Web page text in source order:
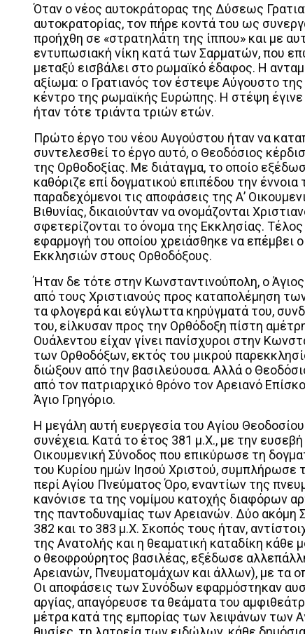
Όταν ο νέος αυτοκράτορας της Δύσεως
αυτοκρατορίας, τον πήρε κοντά του ως
προήχθη σε «στρατηλάτη της ίππου» και με
εντυπωσιακή νίκη κατά των Σαρματών, που
μεταξύ εισβάλει στο ρωμαϊκό έδαφος. Η
αξίωμα: ο Γρατιανός τον έστεψε Αύγουστο
κέντρο της ρωμαϊκής Ευρώπης. Η στέψη έγινε
ήταν τότε τριάντα τριών ετών.
Πρώτο έργο του νέου Αυγούστου ήταν να
συντελεσθεί το έργο αυτό, ο Θεοδόσιος
της Ορθοδοξίας. Με διάταγμα, το οποίο
καθόριζε επί δογματικού επιπέδου την
παραδεχόμενοι τις αποφάσεις της Α’
Βιθυνίας, δικαιούνταν να ονομάζονται
σφετερίζονται το όνομα της Εκκλησίας.
εφαρμογή του οποίου χρειάσθηκε να
Εκκλησιών στους Ορθοδόξους.
Ήταν δε τότε στην Κωνσταντινούπολη, ο
από τους Χριστιανούς προς καταπολέμηση
τα φλογερά και εύγλωττα κηρύγματά του,
του, είλκυσαν προς την Ορθόδοξη πίστη
Ουάλεντου είχαν γίνει πανίσχυροι στην
των Ορθοδόξων, εκτός του μικρού
διώξουν από την βασιλεύουσα. Αλλά ο
από τον πατριαρχικό θρόνο τον Αρειανό
Άγιο Γρηγόριο.
Η μεγάλη αυτή ευεργεσία του Αγίου
συνέχεια. Κατά το έτος 381 μ.Χ., με την
Οικουμενική Σύνοδος που επικύρωσε τη
του Κυρίου ημών Ιησού Χριστού,
περί Αγίου Πνεύματος Όρο, εναντίων της
κανόνισε τα της νομίμου κατοχής διαφόρων
της παντοδυναμίας των Αρειανών. Δύο ακόμη
382 και το 383 μ.Χ. Σκοπός τους ήταν,
της Ανατολής και η θεαματική καταδίκη
ο θεοφρούρητος βασιλέας, εξέδωσε
Αρειανών, Πνευματομάχων και άλλων), με τα
Οι αποφάσεις των Συνόδων εφαρμόστηκαν
αργίας, απαγόρευσε τα θεάματα του
μέτρα κατά της εμπορίας των λειψάνων των